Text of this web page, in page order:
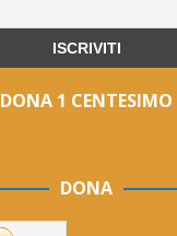
DONA 1 CENTESIMO
DONA